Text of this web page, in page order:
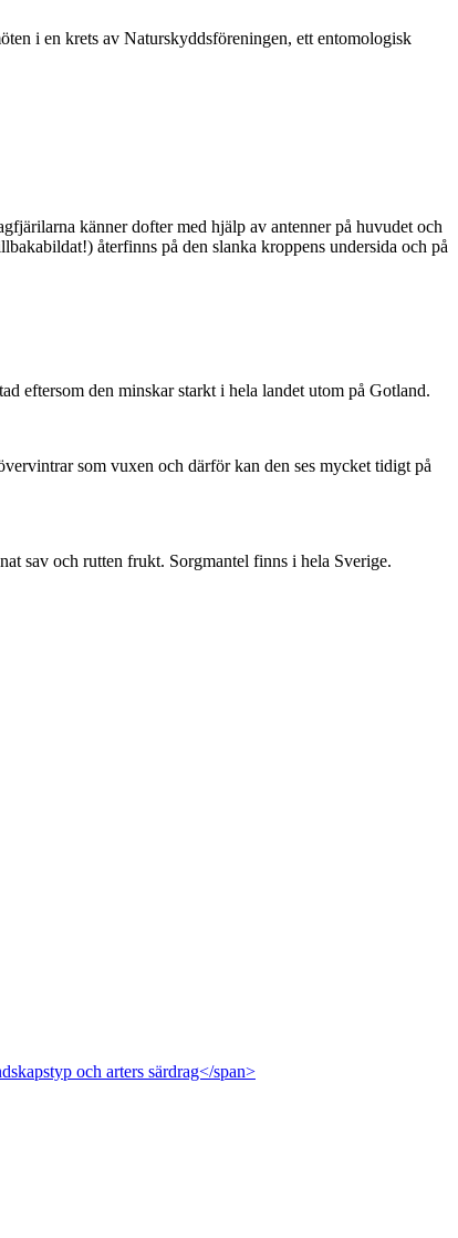
i en krets av Naturskyddsföreningen, ett entomologisk
känner dofter med hjälp av antenner på huvudet och
återfinns på den slanka kroppens undersida och på
eftersom den minskar starkt i hela landet utom på Gotland.
som vuxen och därför kan den ses mycket tidigt på
sav och rutten frukt. Sorgmantel finns i hela Sverige.
och arters särdrag</span>